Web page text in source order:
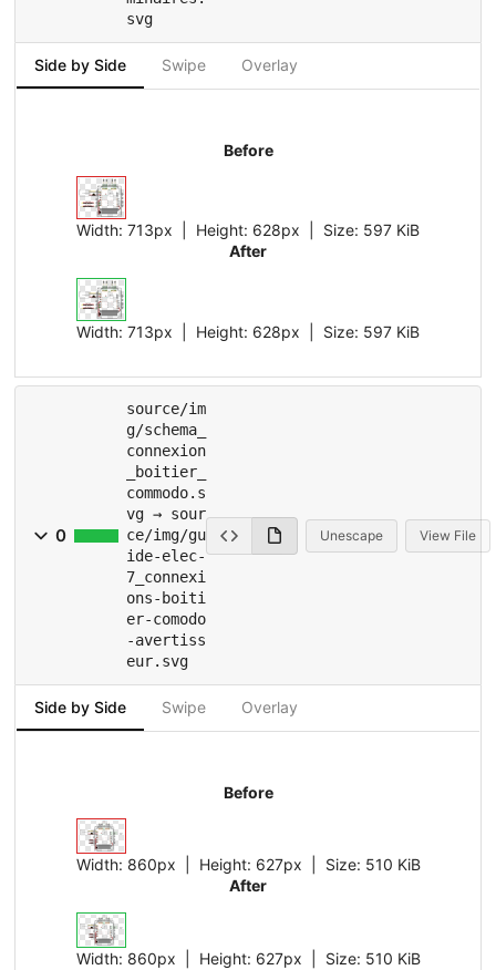
svg
Side by Side Swipe Overlay
Before
Width: 713px | Height: 628px Size: 597 KiB
After
Width: 713px | Height: 628px Size: 597 KiB
0
source/im
g/schema_
connexion
_boitier_
commodo.s
vg → sour
ce/img/gu
ide-elec-
7_connexi
ons-boiti
er-comodo
-avertiss
eur.svg
Unescape View File
Side by Side Swipe Overlay
Before
Width: 860px | Height: 627px Size: 510 KiB
After
Width: 860px | Height: 627px Size: 510 KiB